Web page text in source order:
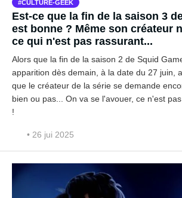
CULTURE-GEEK
Est-ce que la fin de la saison 3
est bonne ? Même son créateur
ce qui n'est pas rassurant...
Alors que la fin de la saison 2 de Squid
apparition dès demain, à la date du 27 juin,
que le créateur de la série se demande
bien ou pas... On va se l'avouer, ce n'est
!
• 26 jui 2025